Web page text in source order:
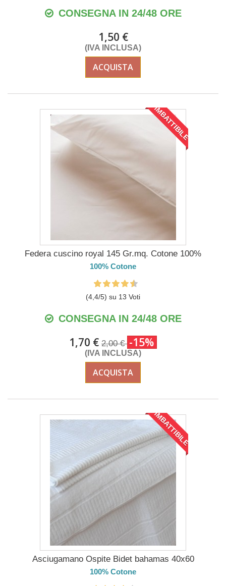
CONSEGNA IN 24/48 ORE
1,50 €
(IVA INCLUSA)
ACQUISTA
IMBATTIBILE
Federa cuscino royal 145 Gr.mq. Cotone 100%
100% Cotone
(4,4/5) su 13 Voti
CONSEGNA IN 24/48 ORE
1,70 € 2,00 € -15%
(IVA INCLUSA)
ACQUISTA
IMBATTIBILE
Asciugamano Ospite Bidet bahamas 40x60
100% Cotone